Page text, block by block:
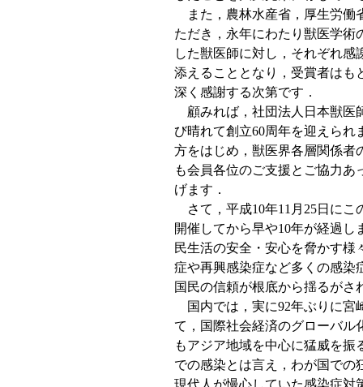
また，農林水産省，厚生労働
ただき，永年にわたり獣医学術
した獣医師に対し，それぞれ
添えることとなり，受賞者はも
深く感謝する次第です．
顧みれば，社団法人日本獣医
び晴れて創立60周年を迎えら
方をはじめ，獣医界各層関係者
も会員各位のご支援とご協力
げます．
さて，平成10年11月25日にこ
開催してから早や10年が経過
民生活の安全・安心を脅かす様
症や再興感染症など多くの感染
国民の信頼が根底から揺るがさ
国内では，実に92年ぶりに宮
て，国際社会経済のグローバル
もアジア地域を中心に猛威を
での感染とは言え，わが国での